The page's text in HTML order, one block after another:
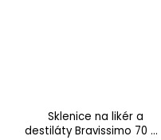
Sklenice na likér a
destiláty Bravissimo 70 ml,